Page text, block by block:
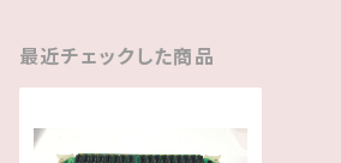
最近チェックした商品